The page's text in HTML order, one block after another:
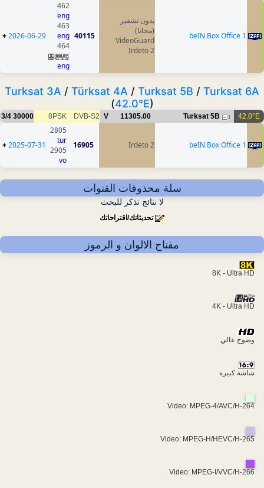
beIN Box Office 1
بدون تشفير
(مجانا)
VideoGuard
Irdeto 2
40115
462
eng
463
eng
464
eng
2026-06-29
+
Turksat 3A / Türksat 4A / Turksat 5B / Turksat 6A
(42.0°E)
42.0°E
Turksat 5B 1
11305.00
V
DVB-S2
8PSK
30000
3/4
beIN Box Office 1
Irdeto 2
16905
2805
tur
2905
vo
2025-07-31
+
سلة محذوفات القنوات
لا نتائج تذكر للبحث
تحديثاتك/اقتراحاتك
مفتاح الالوان و الرموز
8K - Ultra HD
4K - Ultra HD
وضوح عالي
شاشة كبيرة
Video: MPEG-4/AVC/H-264
Video: MPEG-H/HEVC/H-265
Video: MPEG-I/VVC/H-266